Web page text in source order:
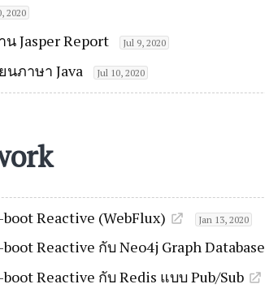
2020
Jasper Report Jul 9, 2020
นภาษา Java Jul 10, 2020
Reactive (WebFlux) Jan 13, 2020
Reactive กับ Neo4j Graph Database
Reactive กับ Redis แบบ Pub/Sub